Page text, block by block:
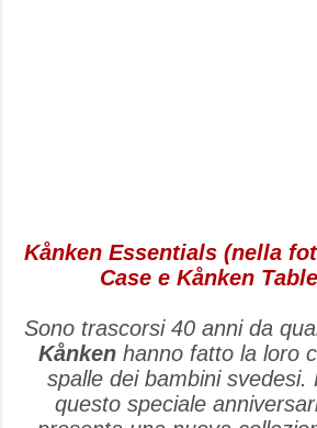
Kånken Essentials (nella
Case e Kånken
Sono trascorsi 40 anni da
Kånken hanno fatto la loro
spalle dei bambini svedesi.
questo speciale